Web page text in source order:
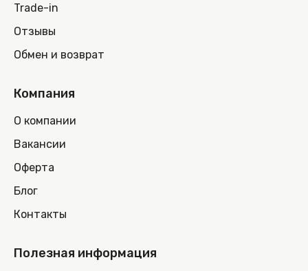
Trade-in
Отзывы
Обмен и возврат
Компания
О компании
Вакансии
Оферта
Блог
Контакты
Полезная информация